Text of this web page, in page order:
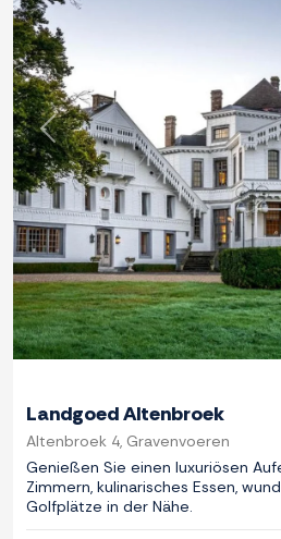
Zurück
Landgoed Altenbroek
Altenbroek 4, Gravenvoeren
Genießen Sie einen luxuriösen
Zimmern, kulinarisches Essen,
Golfplätze in der Nähe.